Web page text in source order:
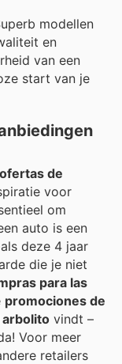
modellen
en
van een
start van je
ofertas de
voor
om
auto is een
deze 4 jaar
die je niet
para las
promociones de
arbolito vindt –
Voor meer
retailers